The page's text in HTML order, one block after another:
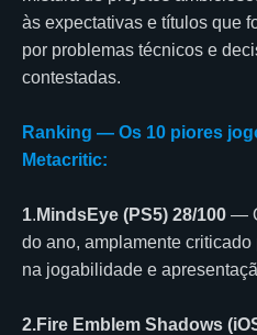
às expectativas e títulos que
por problemas técnicos e
contestadas.
Ranking — Os 10 piores
Metacritic:
1. MindsEye (PS5) 28/100 —
do ano, amplamente
na jogabilidade e
2.Fire Emblem Shadows